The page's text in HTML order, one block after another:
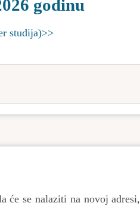
godinu
studija)>>
će se nalaziti na novoj adresi,